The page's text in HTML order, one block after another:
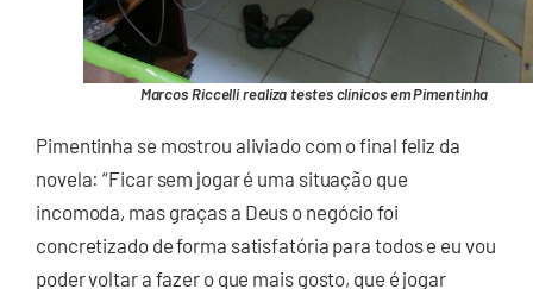
Marcos Riccelli realiza testes clínicos em Pimentinha
Pimentinha se mostrou aliviado com o final feliz da
novela: “Ficar sem jogar é uma situação que
incomoda, mas graças a Deus o negócio foi
concretizado de forma satisfatória para todos e eu vou
poder voltar a fazer o que mais gosto, que é jogar